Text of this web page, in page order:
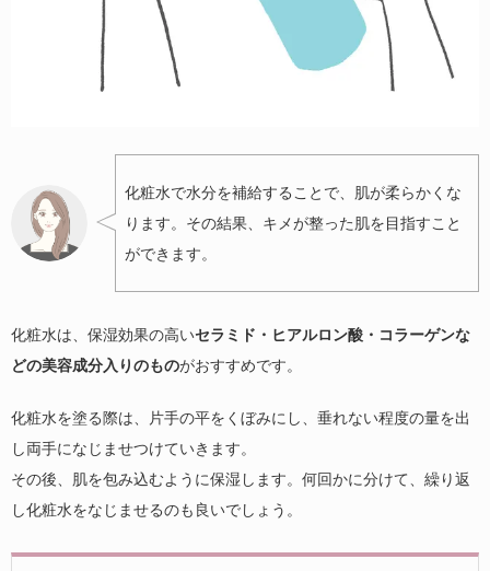
化粧水で水分を補給することで、肌が柔らかくな
ります。その結果、キメが整った肌を目指すこと
ができます。
化粧水は、保湿効果の高いセラミド・ヒアルロン酸・コラーゲンな
どの美容成分入りのものがおすすめです。
化粧水を塗る際は、片手の平をくぼみにし、垂れない程度の量を出
し両手になじませつけていきます。
その後、肌を包み込むように保湿します。何回かに分けて、繰り返
し化粧水をなじませるのも良いでしょう。